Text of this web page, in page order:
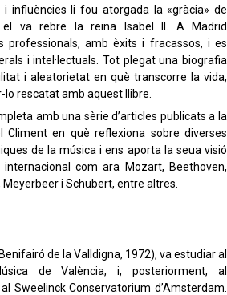
i influències li fou atorgada la «gràcia» de
va rebre la reina Isabel II. A Madrid
professionals, amb èxits i fracassos, i es
i intel·lectuals. Tot plegat una biografia
i aleatorietat en què transcorre la vida,
rescatat amb aquest llibre.
amb una sèrie d’articles publicats a la
Climent en què reflexiona sobre diverses
de la música i ens aporta la seua visió
com ara Mozart, Beethoven,
Meyerbeer i Schubert, entre altres.
de la Valldigna, 1972), va estudiar al
de València, i, posteriorment, al
Sweelinck Conservatorium d’Amsterdam.